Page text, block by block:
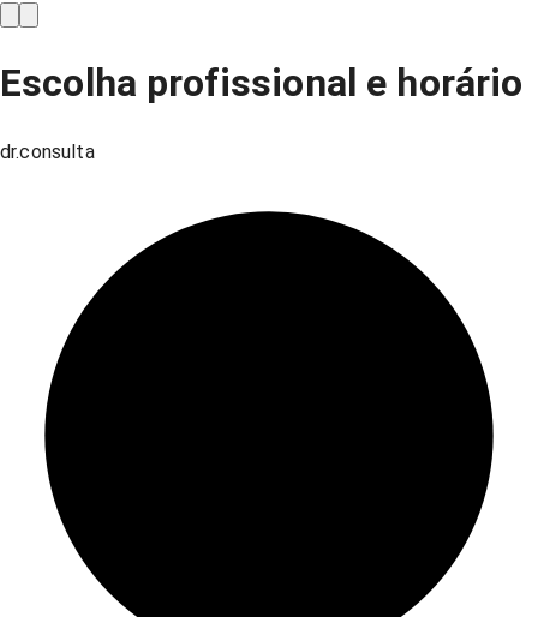
Escolha profissional e horário
dr.consulta